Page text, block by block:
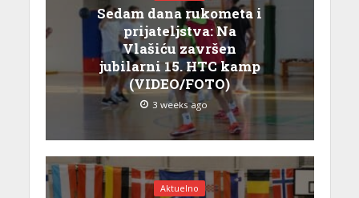
Sedam dana rukometa i
prijateljstva: Na
Vlašiću završen
jubilarni 15. HTC kamp
(VIDEO/FOTO)
3 weeks ago
Aktuelno